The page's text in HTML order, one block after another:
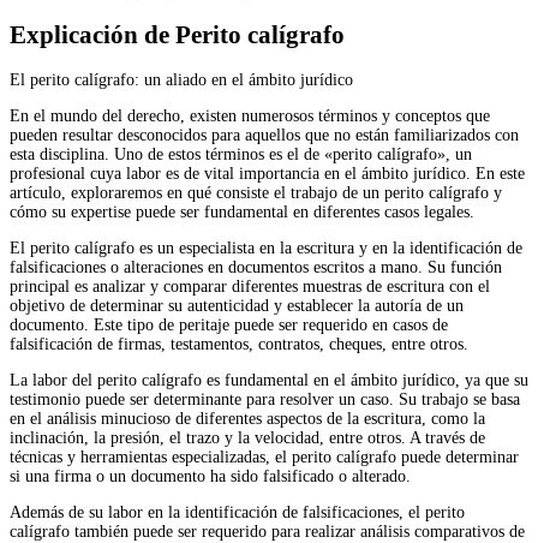
Explicación de Perito calígrafo
El perito calígrafo: un aliado en el ámbito jurídico
En el mundo del derecho, existen numerosos términos y conceptos que
pueden resultar desconocidos para aquellos que no están familiarizados con
esta disciplina. Uno de estos términos es el de «perito calígrafo», un
profesional cuya labor es de vital importancia en el ámbito jurídico. En este
artículo, exploraremos en qué consiste el trabajo de un perito calígrafo y
cómo su expertise puede ser fundamental en diferentes casos legales.
El perito calígrafo es un especialista en la escritura y en la identificación de
falsificaciones o alteraciones en documentos escritos a mano. Su función
principal es analizar y comparar diferentes muestras de escritura con el
objetivo de determinar su autenticidad y establecer la autoría de un
documento. Este tipo de peritaje puede ser requerido en casos de
falsificación de firmas, testamentos, contratos, cheques, entre otros.
La labor del perito calígrafo es fundamental en el ámbito jurídico, ya que su
testimonio puede ser determinante para resolver un caso. Su trabajo se basa
en el análisis minucioso de diferentes aspectos de la escritura, como la
inclinación, la presión, el trazo y la velocidad, entre otros. A través de
técnicas y herramientas especializadas, el perito calígrafo puede determinar
si una firma o un documento ha sido falsificado o alterado.
Además de su labor en la identificación de falsificaciones, el perito
calígrafo también puede ser requerido para realizar análisis comparativos de